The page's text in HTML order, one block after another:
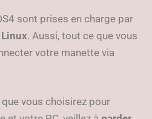
sont prises en charge par
. Aussi, tout ce que vous
votre manette via
vous choisirez pour